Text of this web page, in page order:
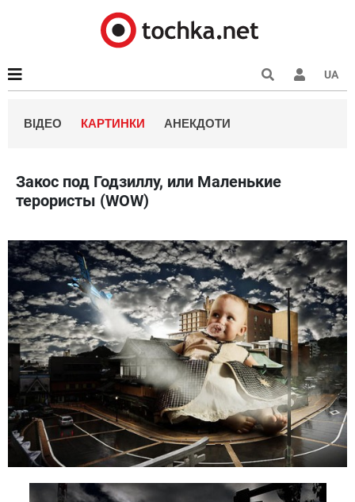
UA
ВІДЕО КАРТИНКИ АНЕКДОТИ
Закос под Годзиллу, или Маленькие
терористы (WOW)